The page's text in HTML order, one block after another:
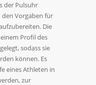
der Pulsuhr
Vorgaben für
Die
Profil des
sodass sie
können. Es
eines Athleten in
zur